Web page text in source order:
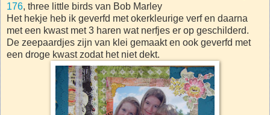
176, three little birds van Bob Marley
Het hekje heb ik geverfd met okerkleurige verf en daarna
met een kwast met 3 haren wat nerfjes er op geschilderd.
De zeepaardjes zijn van klei gemaakt en ook geverfd met
een droge kwast zodat het niet dekt.